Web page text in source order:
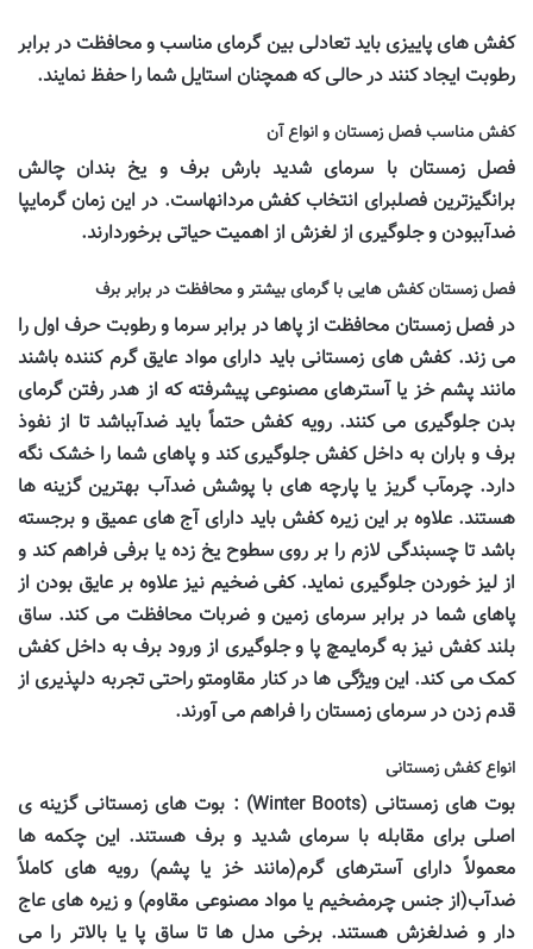
کفش های پاییزی باید تعادلی بین گرمای مناسب و محافظت در برابر
رطوبت ایجاد کنند در حالی که همچنان استایل شما را حفظ نمایند.
کفش مناسب فصل زمستان و انواع آن
فصل زمستان با سرمای شدید بارش برف و یخ بندان چالش
برانگیزترین فصلبرای انتخاب کفش مردانهاست. در این زمان گرمایپا
ضدآببودن و جلوگیری از لغزش از اهمیت حیاتی برخوردارند.
فصل زمستان کفش هایی با گرمای بیشتر و محافظت در برابر برف
در فصل زمستان محافظت از پاها در برابر سرما و رطوبت حرف اول را
می زند. کفش های زمستانی باید دارای مواد عایق گرم کننده باشند
مانند پشم خز یا آسترهای مصنوعی پیشرفته که از هدر رفتن گرمای
بدن جلوگیری می کنند. رویه کفش حتماً باید ضدآبباشد تا از نفوذ
برف و باران به داخل کفش جلوگیری کند و پاهای شما را خشک نگه
دارد. چرمآب گریز یا پارچه های با پوشش ضدآب بهترین گزینه ها
هستند. علاوه بر این زیره کفش باید دارای آج های عمیق و برجسته
باشد تا چسبندگی لازم را بر روی سطوح یخ زده یا برفی فراهم کند و
از لیز خوردن جلوگیری نماید. کفی ضخیم نیز علاوه بر عایق بودن از
پاهای شما در برابر سرمای زمین و ضربات محافظت می کند. ساق
بلند کفش نیز به گرمایمچ پا و جلوگیری از ورود برف به داخل کفش
کمک می کند. این ویژگی ها در کنار مقاومتو راحتی تجربه دلپذیری از
قدم زدن در سرمای زمستان را فراهم می آورند.
انواع کفش زمستانی
بوت های زمستانی (Winter Boots) : بوت های زمستانی گزینه ی
اصلی برای مقابله با سرمای شدید و برف هستند. این چکمه ها
معمولاً دارای آسترهای گرم(مانند خز یا پشم) رویه های کاملاً
ضدآب(از جنس چرمضخیم یا مواد مصنوعی مقاوم) و زیره های عاج
دار و ضدلغزش هستند. برخی مدل ها تا ساق پا یا بالاتر را می